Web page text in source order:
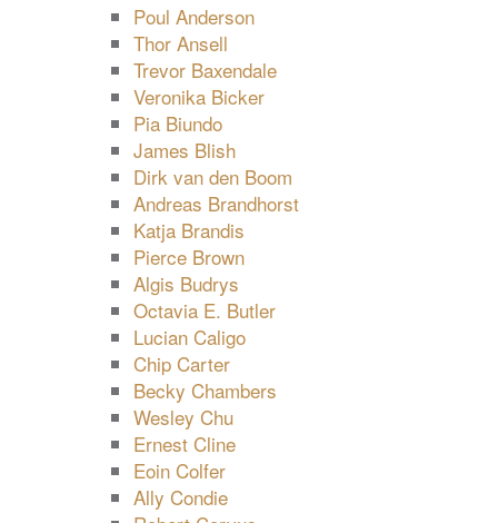
Poul Anderson
Thor Ansell
Trevor Baxendale
Veronika Bicker
Pia Biundo
James Blish
Dirk van den Boom
Andreas Brandhorst
Katja Brandis
Pierce Brown
Algis Budrys
Octavia E. Butler
Lucian Caligo
Chip Carter
Becky Chambers
Wesley Chu
Ernest Cline
Eoin Colfer
Ally Condie